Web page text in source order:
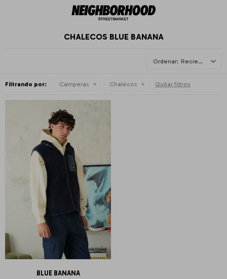
CHALECOS BLUE BANANA
Recientes
Filtrando por: Camperas Chalecos Quitar filtros
BLUE BANANA